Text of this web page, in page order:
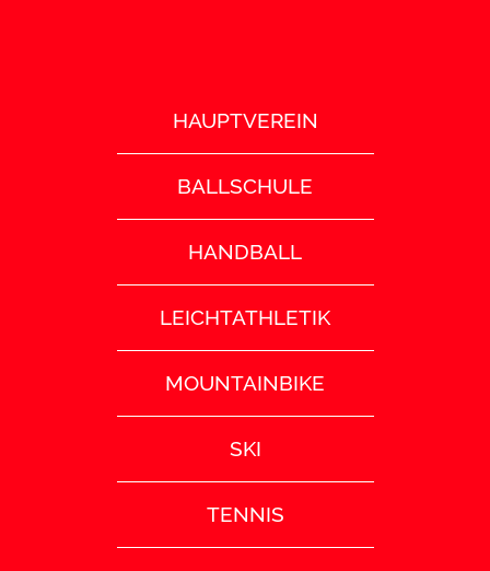
HAUPTVEREIN
BALLSCHULE
HANDBALL
LEICHTATHLETIK
MOUNTAINBIKE
SKI
TENNIS